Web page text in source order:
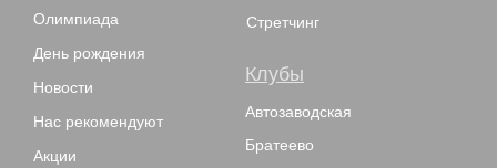
Стретчинг
Клубы
Автозаводская
Братеево
День рождения
Новости
Нас рекомендуют
Акции
Олимпиада